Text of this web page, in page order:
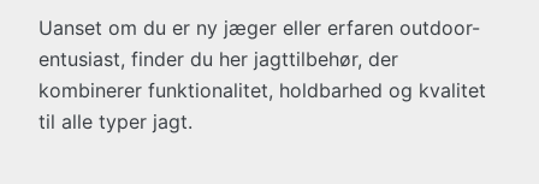
Uanset om du er ny jæger eller erfaren outdoor-
entusiast, finder du her jagttilbehør, der
kombinerer funktionalitet, holdbarhed og kvalitet
til alle typer jagt.